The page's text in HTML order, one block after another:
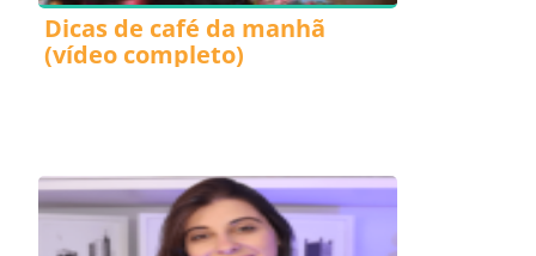
Dicas de café da manhã
(vídeo completo)